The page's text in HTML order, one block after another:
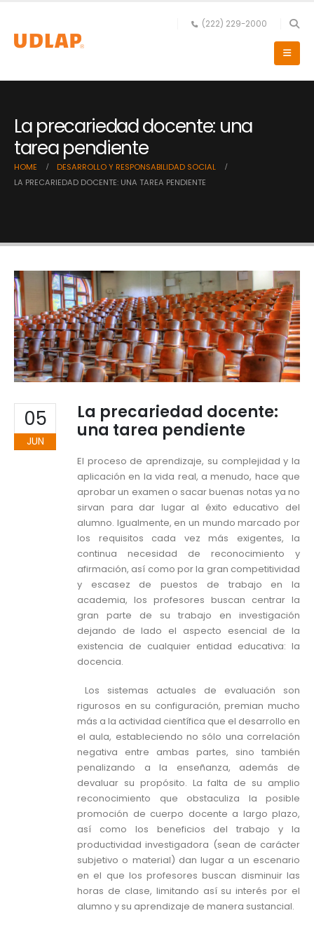
(222) 229-2000
La precariedad docente: una
tarea pendiente
HOME
DESARROLLO Y RESPONSABILIDAD SOCIAL
LA PRECARIEDAD DOCENTE: UNA TAREA PENDIENTE
05
JUN
La precariedad docente:
una tarea pendiente
El proceso de aprendizaje, su complejidad y la
aplicación en la vida real, a menudo, hace que
aprobar un examen o sacar buenas notas ya no
sirvan para dar lugar al éxito educativo del
alumno. Igualmente, en un mundo marcado por
los requisitos cada vez más exigentes, la
continua necesidad de reconocimiento y
afirmación, así como por la gran competitividad
y escasez de puestos de trabajo en la
academia, los profesores buscan centrar la
gran parte de su trabajo en investigación
dejando de lado el aspecto esencial de la
existencia de cualquier entidad educativa: la
docencia.
Los sistemas actuales de evaluación son
rigurosos en su configuración, premian mucho
más a la actividad científica que el desarrollo en
el aula, estableciendo no sólo una correlación
negativa entre ambas partes, sino también
penalizando a la enseñanza, además de
devaluar su propósito. La falta de su amplio
reconocimiento que obstaculiza la posible
promoción de cuerpo docente a largo plazo,
así como los beneficios del trabajo y la
productividad investigadora (sean de carácter
subjetivo o material) dan lugar a un escenario
en el que los profesores buscan disminuir las
horas de clase, limitando así su interés por el
alumno y su aprendizaje de manera sustancial.